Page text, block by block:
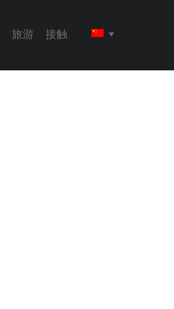
旅游 接触